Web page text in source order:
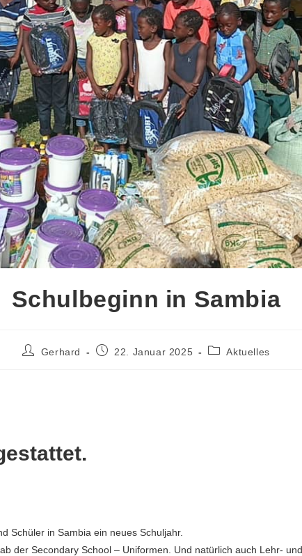
Schulbeginn in Sambia
Gerhard 22. Januar 2025 Aktuelles
Schüler in Sambia ein neues Schuljahr.
der Secondary School – Uniformen. Und natürlich auch Lehr-